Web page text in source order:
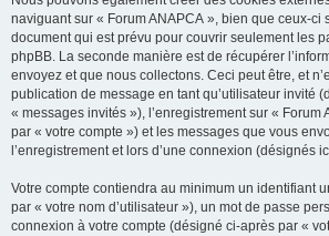
naviguant sur « Forum ANAPCA », bien que ceux-ci
document qui est prévu pour couvrir seulement les
phpBB. La seconde manière est de récupérer
envoyez et que nous collectons. Ceci peut être, et
publication de message en tant qu’utilisateur invité
« messages invités »), l’enregistrement sur « Forum
par « votre compte ») et les messages que vous
l’enregistrement et lors d’une connexion (désignés
Votre compte contiendra au minimum un identifiant
par « votre nom d’utilisateur »), un mot de passe
connexion à votre compte (désigné ci-après par «